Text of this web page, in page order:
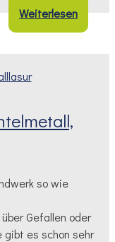
Weiterlesen
so wie
Gefallen oder
es schon sehr